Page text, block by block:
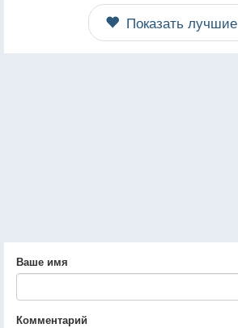
Показать лучшие
Ваше имя
Комментарий